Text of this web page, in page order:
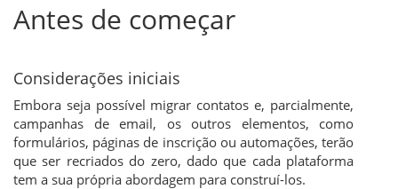
Antes de começar
Considerações iniciais
Embora seja possível migrar contatos e, parcialmente,
campanhas de email, os outros elementos, como
formulários, páginas de inscrição ou automações, terão
que ser recriados do zero, dado que cada plataforma
tem a sua própria abordagem para construí-los.